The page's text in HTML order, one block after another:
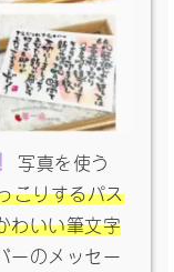
写真を使う
こりするパス
わいい筆文字
ーのメッセー